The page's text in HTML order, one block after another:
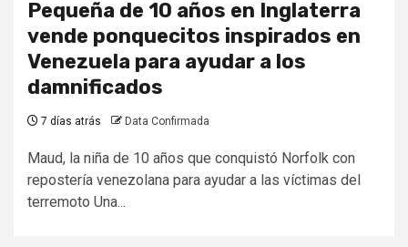
Pequeña de 10 años en Inglaterra
vende ponquecitos inspirados en
Venezuela para ayudar a los
damnificados
7 días atrás Data Confirmada
Maud, la niña de 10 años que conquistó Norfolk con
repostería venezolana para ayudar a las víctimas del
terremoto Una...